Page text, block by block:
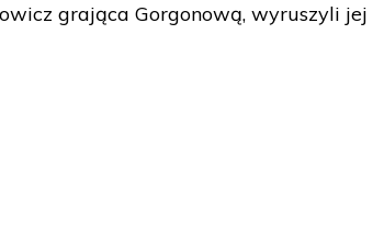
grająca Gorgonową, wyruszyli jej